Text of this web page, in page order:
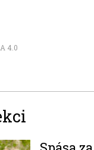
4.0